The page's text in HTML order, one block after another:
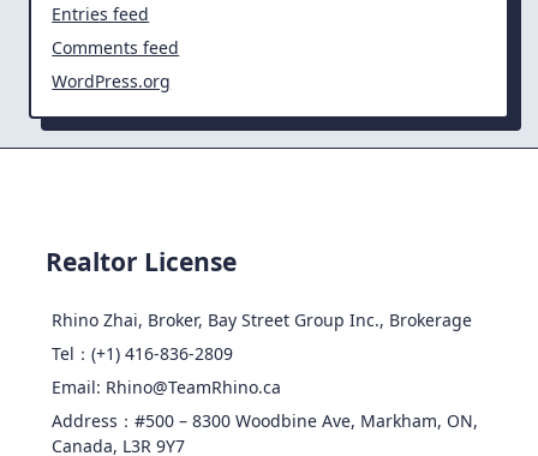
Entries feed
Comments feed
WordPress.org
Realtor License
Rhino Zhai, Broker, Bay Street Group Inc., Brokerage
Tel：(+1) 416-836-2809
Email: Rhino@TeamRhino.ca
Address：#500 – 8300 Woodbine Ave, Markham, ON,
Canada, L3R 9Y7